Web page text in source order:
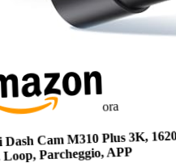
ora
Dash Cam M310 Plus 3K,
Loop, Parcheggio, APP